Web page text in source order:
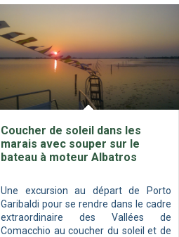
Coucher de soleil dans les
marais avec souper sur le
bateau à moteur Albatros
Une excursion au départ de Porto
Garibaldi pour se rendre dans le cadre
extraordinaire des Vallées de
Comacchio au coucher du soleil et de